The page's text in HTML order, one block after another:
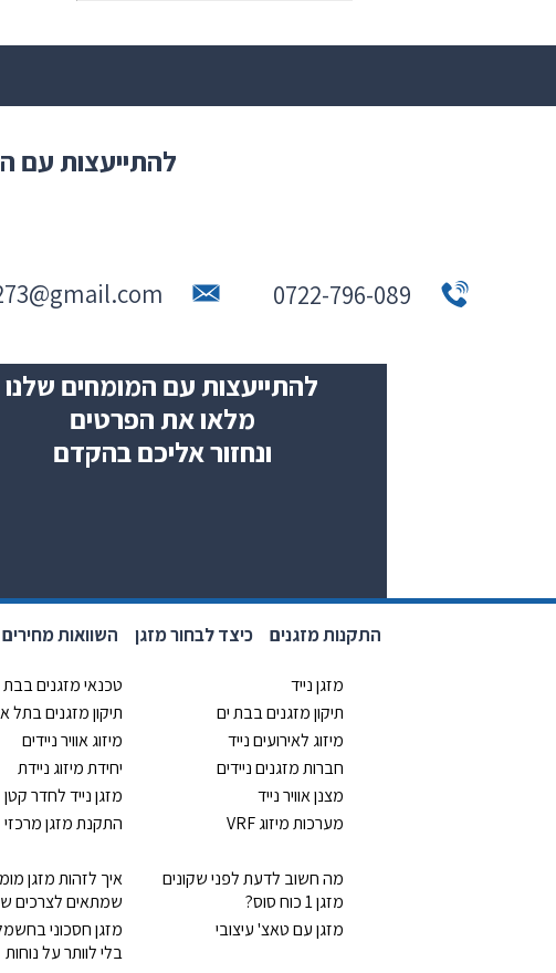
להתייעצות עם המומחים שלנו
מלאו את הפרטים
ונחזור אליכם בהקדם
0722-796-089
להתייעצות עם
התקנות מזגנים כיצד לבחור מזגן השוואות
מזגן נייד טכנאי מזגנים בבת
תיקון מזגנים בבת ים
תיקון מזגנים בתל
מיזוג לאירועים נייד
מיזוג אוויר ניידים
חברות מזגנים ניידים
יחידת מיזוג ניידת
מצנן אוויר נייד
מזגן נייד לחדר קטן
מערכות מיזוג VRF
התקנת מזגן מרכזי
מה חשוב לדעת לפני שקונים
מזגן 1 כוח סוס?
איך לזהות מזגן
שמתאים לצרכים
מזגן עם טאצ' עיצובי
מזגן חסכוני
בלי לוותר על נוחות